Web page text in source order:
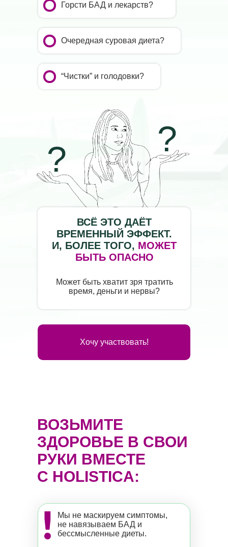
Очередная суровая диета?
?
?
Горсти БАД и лекарств?
“Чистки” и голодовки?
Может быть хватит зря тратить
время, деньги и нервы?
ВСЁ ЭТО ДАЁТ
ВРЕМЕННЫЙ ЭФФЕКТ.
И, БОЛЕЕ ТОГО, МОЖЕТ
БЫТЬ ОПАСНО
Хочу участвовать!
ВОЗЬМИТЕ
ЗДОРОВЬЕ В СВОИ
РУКИ ВМЕСТЕ
С HOLISTICA:
Мы не маскируем симптомы,
не навязываем БАД и
бессмысленные диеты.